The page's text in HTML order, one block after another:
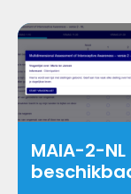
MAIA-2-NL